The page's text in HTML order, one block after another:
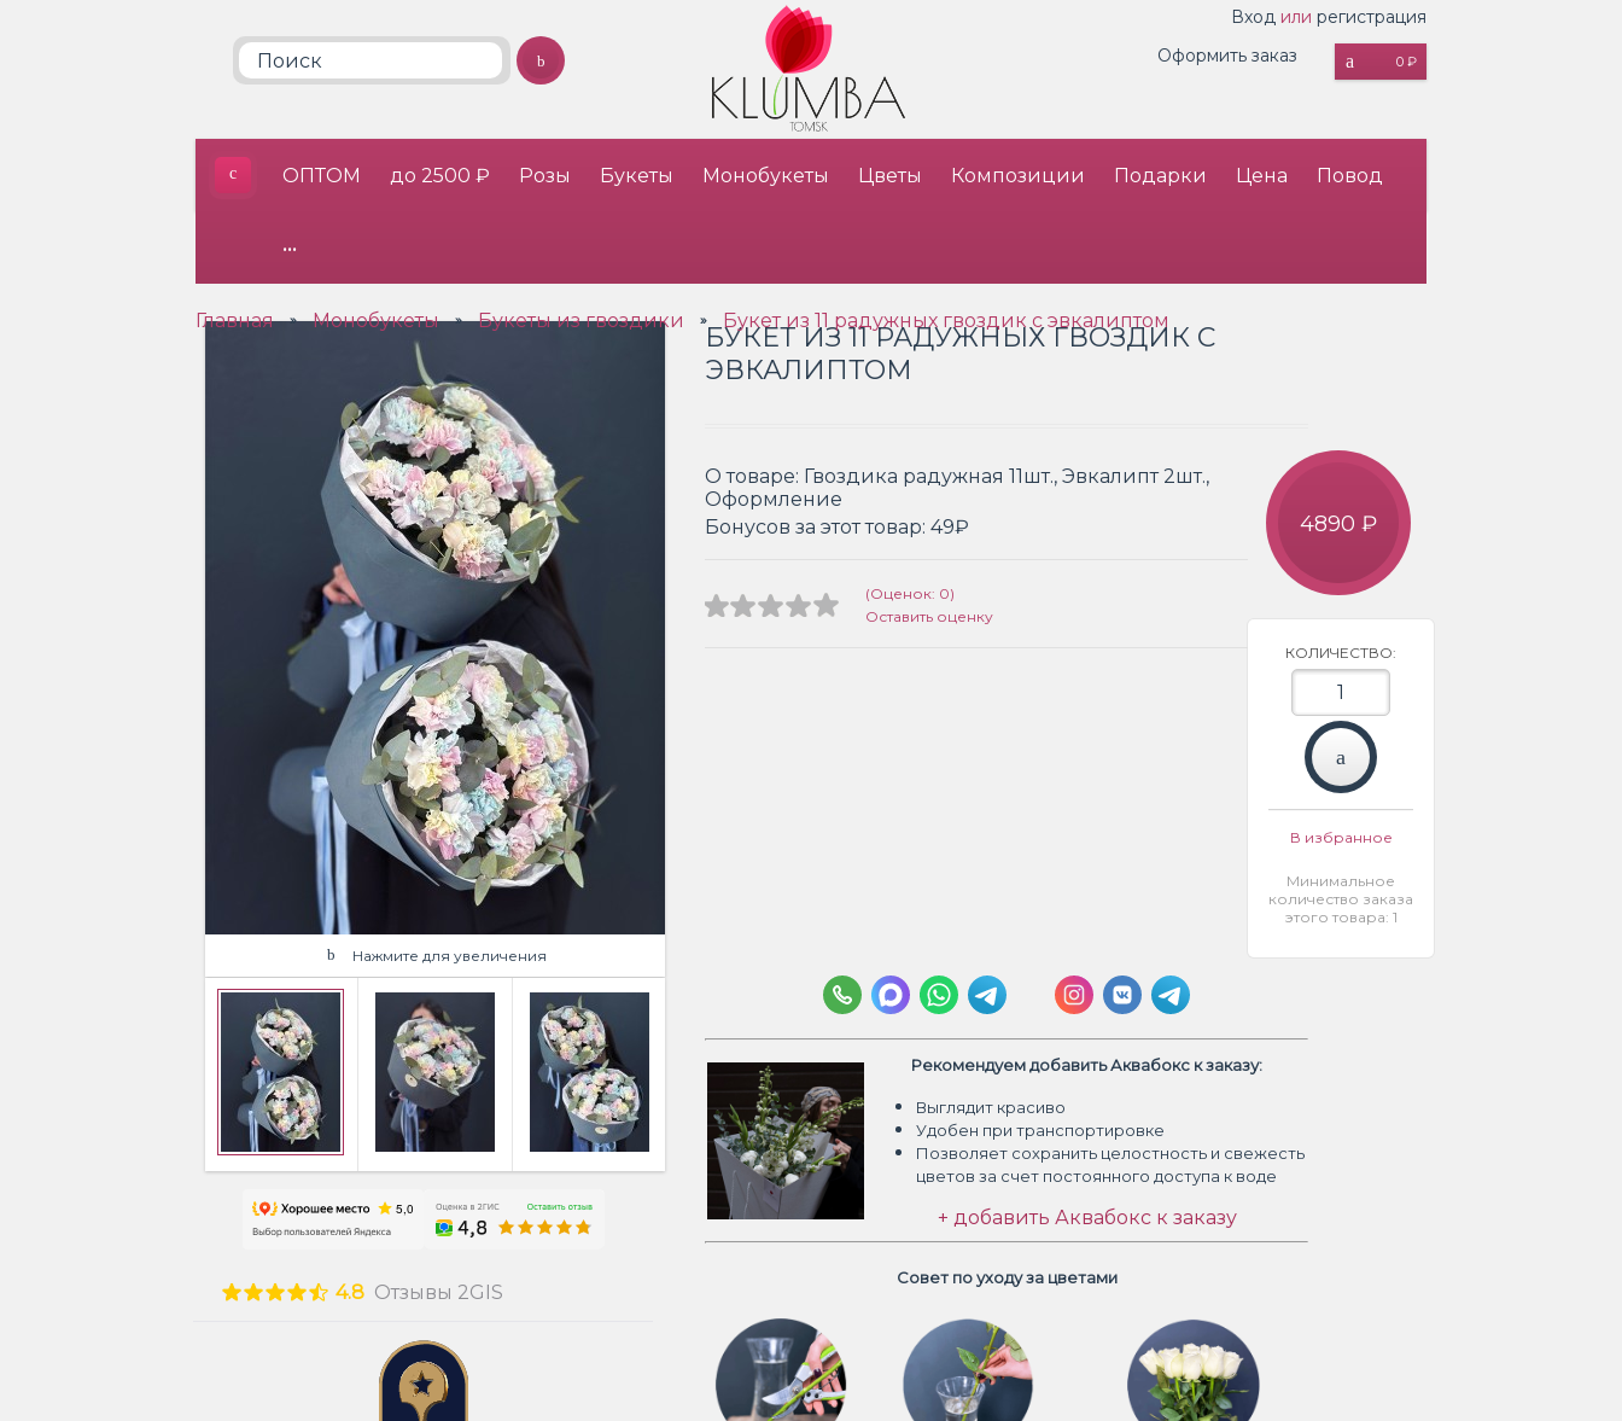
Вход или регистрация
0 ₽
Оформить заказ
ОПТОМ до 2500 ₽ Розы Букеты Монобукеты Цветы Композиции Подарки Цена Повод
•••
Главная » Монобукеты » Букеты из гвоздики » Букет из 11 радужных гвоздик с эвкалиптом
Нажмите для увеличения
4.8 Отзывы 2GIS
БУКЕТ ИЗ 11 РАДУЖНЫХ ГВОЗДИК С
ЭВКАЛИПТОМ
О товаре: Гвоздика радужная 11шт., Эвкалипт 2шт.,
Оформление
Бонусов за этот товар: 49₽
(Оценок: 0)
Оставить оценку
4890 ₽
КОЛИЧЕСТВО:
В избранное
Минимальное
количество заказа
этого товара: 1
Рекомендуем добавить Аквабокс к заказу:
Выглядит красиво
Удобен при транспортировке
Позволяет сохранить целостность и свежесть
цветов за счет постоянного доступа к воде
+ добавить Аквабокс к заказу
Совет по уходу за цветами